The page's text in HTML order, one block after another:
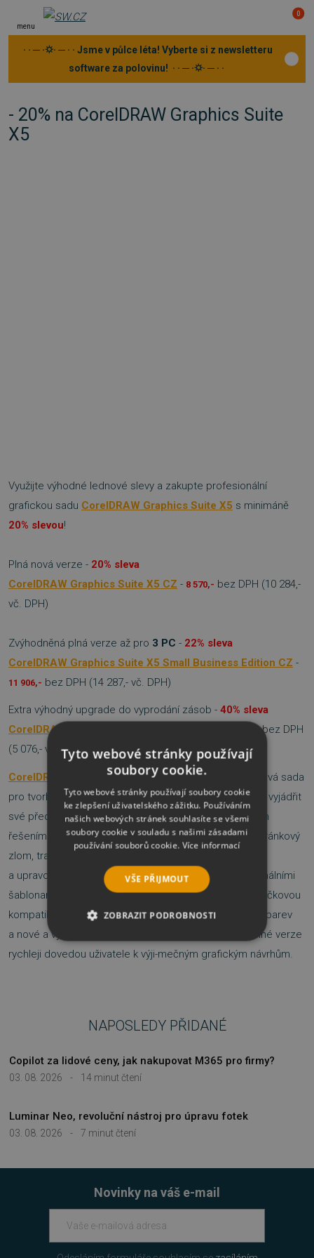
menu
0
· · ─ ·⛭· ─ · · Jsme v půlce léta! Vyberte si z newsletteru
software za polovinu! · · ─ ·⛭· ─ · ·
- 20% na CorelDRAW Graphics Suite
X5
Využijte výhodné lednové slevy a zakupte profesionální
grafickou sadu CorelDRAW Graphics Suite X5 s minimáně
20% slevou!
Plná nová verze - 20% sleva
CorelDRAW Graphics Suite X5 CZ - 8 570,- bez DPH (10 284,-
vč. DPH)
Zvýhodněná plná verze až pro 3 PC - 22% sleva
CorelDRAW Graphics Suite X5 Small Business Edition CZ -
11 906,- bez DPH (14 287,- vč. DPH)
Extra výhodný upgrade do vyprodání zásob - 40% sleva
CorelDRAW Graphics Suite X5 CZ Upgrade
bez DPH
(5 076,- vč. DPH)
CorelDRAW Graphics Suite X5 je univerzální softwarová sada
pro tvorbu grafických návrhů, která Vám umožní tvořivě vyjádřit
své představy pro libovolné médium. S tímto uceleným
řešením vizuální komunikace lze ilustrovat, provádět stránkový
zlom, trasovat, navrhovat webovou grafiku a animace
a upravovat fotografie. Pusťte se do tvorby s profesionálními
šablonami, nepřekonatelnými výukovými materiály a špičkovou
kompatibilitou souborů. Vyšší rychlost, přesnější řízení barev
a nové a vylepšené tvůrčí nástroje této nepostradatelné verze
rychleji dovedou uživatele k výji-mečným grafickým návrhům.
NAPOSLEDY PŘIDANÉ
03. 08. 2026 - 14 minut čtení
Copilot za lidové ceny, jak nakupovat M365 pro firmy?
03. 08. 2026 - 7 minut čtení
Luminar Neo, revoluční nástroj pro úpravu fotek
Novinky na váš e-mail
Tyto webové stránky používají
soubory cookie.
Tyto webové stránky používají soubory cookie
ke zlepšení uživatelského zážitku. Používáním
našich webových stránek souhlasíte se všemi
soubory cookie v souladu s našimi zásadami
používání souborů cookie. Více informací
VŠE PŘIJMOUT
ZOBRAZIT PODROBNOSTI
NEZBYTNĚ NUTNÉ SOUBORY
NEZAŘAZENÉ SOUBORY
Nezbytně nutné soubory cookie umožňují
základní funkce webových stránek, jako je
přihlášení uživatele a správa účtu. Webové
stránky nelze bez nezbytně nutných souborů
cookie správně používat.